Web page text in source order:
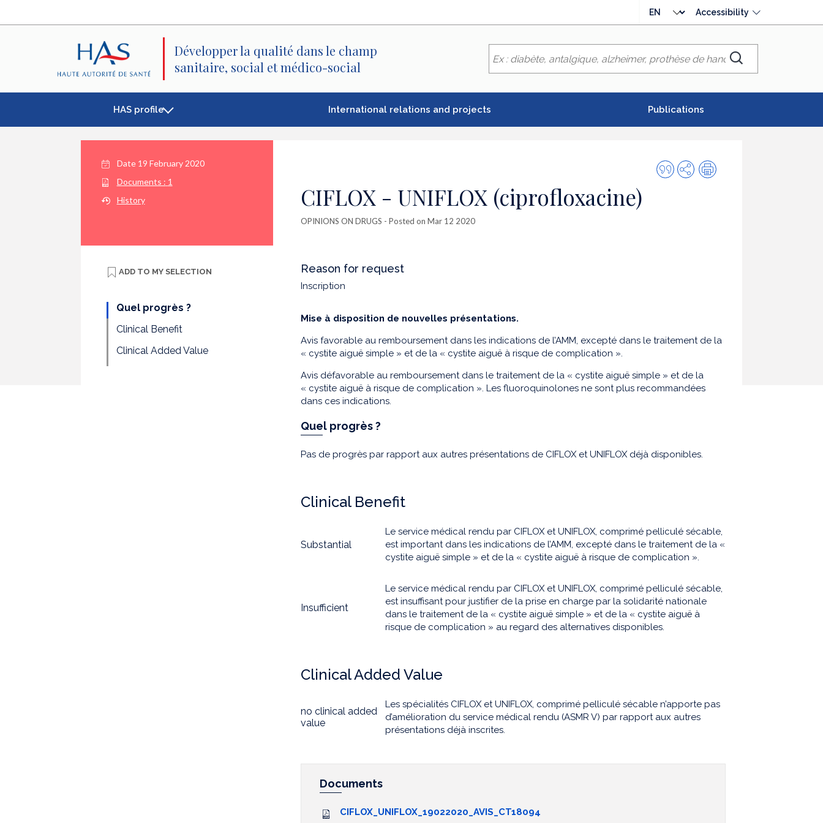
language
Accessibility
Développer la qualité dans le champ
sanitaire, social et médico-social
Chercher
HAS profile International relations and projects Publications
Date 19 February 2020
Documents : 1
History
ADD TO MY SELECTION
Quel progrès ?
Clinical Benefit
Clinical Added Value
Quote
this
SharePrint
CIFLOX - UNIFLOX (ciprofloxacine)
OPINIONS ON DRUGS - Posted on Mar 12 2020
Reason for request
Inscription
Mise à disposition de nouvelles présentations.
Avis favorable au remboursement dans les indications de l’AMM, excepté dans le traitement de la
« cystite aiguë simple » et de la « cystite aiguë à risque de complication ».
Avis défavorable au remboursement dans le traitement de la « cystite aiguë simple » et de la
« cystite aiguë à risque de complication ». Les fluoroquinolones ne sont plus recommandées
dans ces indications.
Quel progrès ?
Pas de progrès par rapport aux autres présentations de CIFLOX et UNIFLOX déjà disponibles.
Clinical Benefit
Substantial
Le service médical rendu par CIFLOX et UNIFLOX, comprimé pelliculé sécable,
est important dans les indications de l’AMM, excepté dans le traitement de la «
cystite aiguë simple » et de la « cystite aiguë à risque de complication ».
Insufficient
Le service médical rendu par CIFLOX et UNIFLOX, comprimé pelliculé sécable,
est insuffisant pour justifier de la prise en charge par la solidarité nationale
dans le traitement de la « cystite aiguë simple » et de la « cystite aiguë à
risque de complication » au regard des alternatives disponibles.
Clinical Added Value
no clinical added
value
Les spécialités CIFLOX et UNIFLOX, comprimé pelliculé sécable n’apporte pas
d’amélioration du service médical rendu (ASMR V) par rapport aux autres
présentations déjà inscrites.
Documents
CIFLOX_UNIFLOX_19022020_AVIS_CT18094